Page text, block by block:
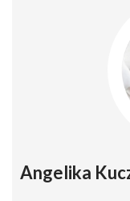
Angelika